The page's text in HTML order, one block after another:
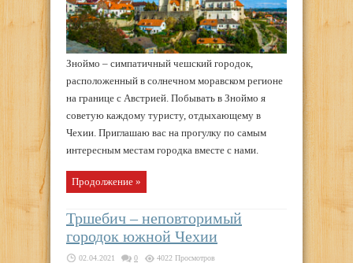
Зноймо – симпатичный чешский городок,
расположенный в солнечном моравском регионе
на границе с Австрией. Побывать в Зноймо я
советую каждому туристу, отдыхающему в
Чехии. Приглашаю вас на прогулку по самым
интересным местам городка вместе с нами.
Продолжение »
Тршебич – неповторимый
городок южной Чехии
02.04.2021 0 4022 Просмотров